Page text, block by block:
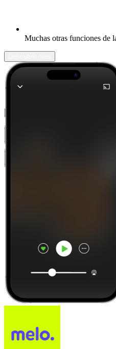
Muchas otras funciones de